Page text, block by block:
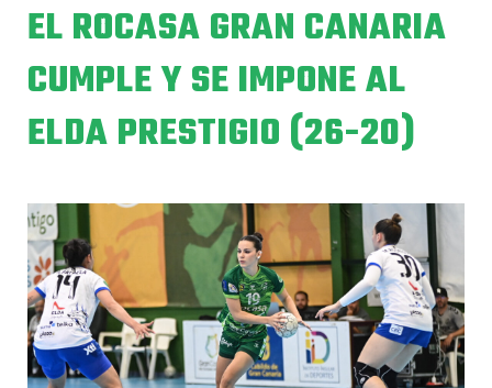
EL ROCASA GRAN CANARIA
CUMPLE Y SE IMPONE AL
ELDA PRESTIGIO (26-20)